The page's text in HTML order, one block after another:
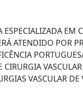
EM
ATENDIDO POR
VASCULAR
DE GERIATRIA,